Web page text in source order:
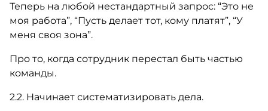
Теперь на любой нестандартный запрос: “Это не
моя работа”, “Пусть делает тот, кому платят”, “У
меня своя зона”.
Про то, когда сотрудник перестал быть частью
команды.
2.2. Начинает систематизировать дела.